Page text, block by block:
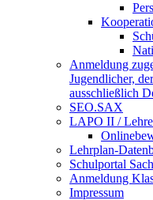
Anmeldung
Jugendlicher,
ausschließlich
SEO.SAX
LAPO II /
Lehrplan-
Schulportal
Anmeldung
Impressum